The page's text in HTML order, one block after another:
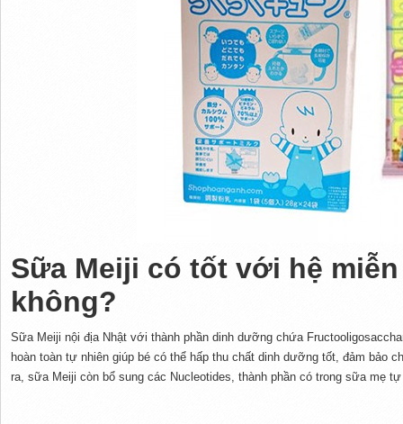
Sữa Meiji có tốt với hệ
không?
Sữa Meiji nội địa Nhật với thành phần dinh dưỡng chứa
hoàn toàn tự nhiên giúp bé có thể hấp thu chất dinh dưỡng tốt, đảm bảo
ra, sữa Meiji còn bổ sung các Nucleotides, thành phần có trong sữa mẹ